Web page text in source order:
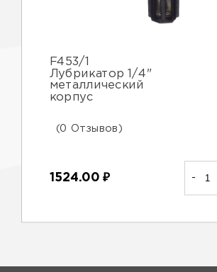
F453/1
Лубрикатор 1/4"
металлический
корпус
(0 Отзывов)
1524.00₽ -